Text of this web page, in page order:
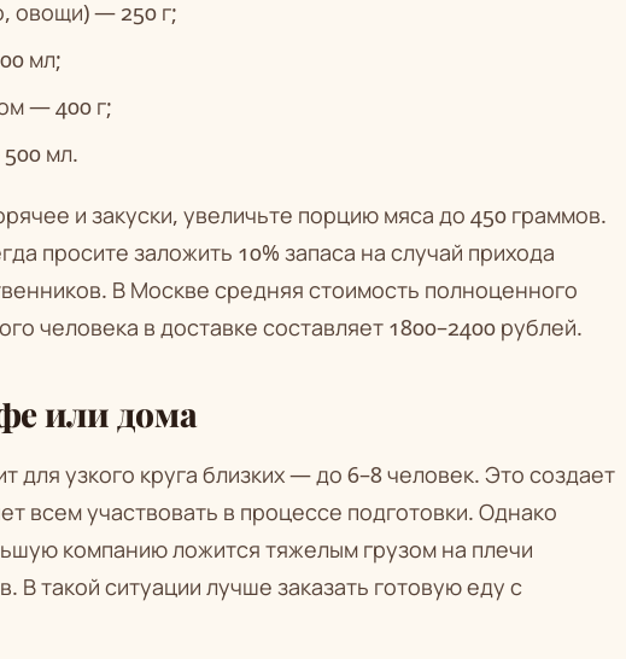
овощи) — 250 г;
мл;
— 400 г;
мл.
и закуски, увеличьте порцию мяса до 450 граммов.
просите заложить 10% запаса на случай прихода
В Москве средняя стоимость полноценного
человека в доставке составляет 1800–2400 рублей.
или дома
узкого круга близких — до 6–8 человек. Это создает
всем участвовать в процессе подготовки. Однако
компанию ложится тяжелым грузом на плечи
В такой ситуации лучше заказать готовую еду с